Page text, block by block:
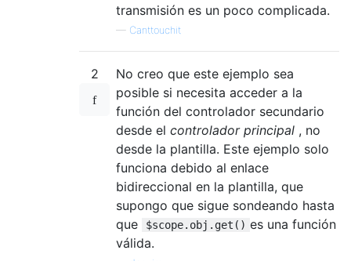
transmisión es un poco complicada.
— Canttouchit
2
No creo que este ejemplo sea
posible si necesita acceder a la
función del controlador secundario
desde el controlador principal , no
desde la plantilla. Este ejemplo solo
funciona debido al enlace
bidireccional en la plantilla, que
supongo que sigue sondeando hasta
que
$scope.obj.get() es una función
válida.